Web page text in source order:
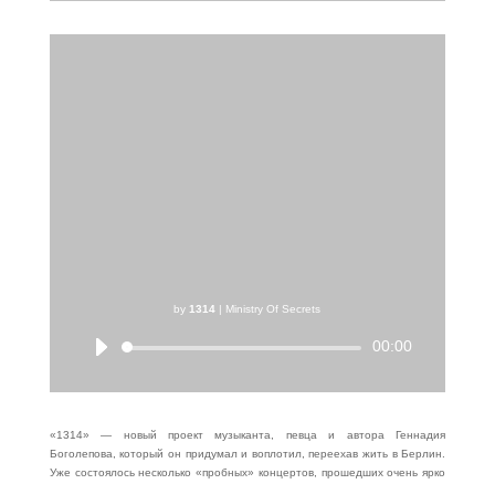
by 1314 | Ministry Of Secrets
Аудиоплеер 00:00
«1314» — новый проект музыканта, певца и автора Геннадия
Боголепова, который он придумал и воплотил, переехав жить в Берлин.
Уже состоялось несколько «пробных» концертов, прошедших очень ярко